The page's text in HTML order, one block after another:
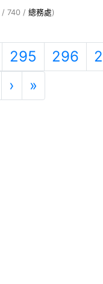
/ 740 /總務處)
295 296
› 下一頁
»